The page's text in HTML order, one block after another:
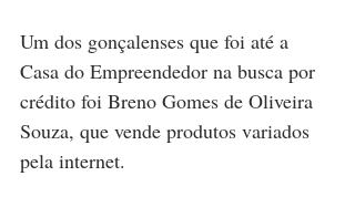
Um dos gonçalenses que foi até a
Casa do Empreendedor na busca por
crédito foi Breno Gomes de Oliveira
Souza, que vende produtos variados
pela internet.